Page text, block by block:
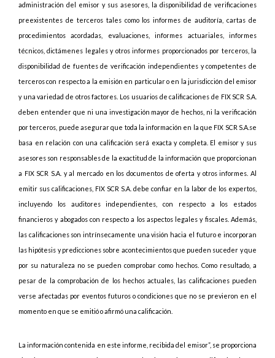
administración del emisor y sus asesores, la disponibilidad de verificaciones
preexistentes de terceros tales como los informes de auditoría, cartas de
procedimientos acordadas, evaluaciones, informes actuariales, informes
técnicos, dictámenes legales y otros informes proporcionados por terceros, la
disponibilidad de fuentes de verificación independientes y competentes de
terceros con respecto a la emisión en particular o en la jurisdicción del emisor
y una variedad de otros factores. Los usuarios de calificaciones de FIX SCR S.A.
deben entender que ni una investigación mayor de hechos, ni la verificación
por terceros, puede asegurar que toda la información en la que FIX SCR S.A.se
basa en relación con una calificación será exacta y completa. El emisor y sus
asesores son responsables de la exactitud de la información que proporcionan
a FIX SCR S.A. y al mercado en los documentos de oferta y otros informes. Al
emitir sus calificaciones, FIX SCR S.A. debe confiar en la labor de los expertos,
incluyendo los auditores independientes, con respecto a los estados
financieros y abogados con respecto a los aspectos legales y fiscales. Además,
las calificaciones son intrínsecamente una visión hacia el futuro e incorporan
las hipótesis y predicciones sobre acontecimientos que pueden suceder y que
por su naturaleza no se pueden comprobar como hechos. Como resultado, a
pesar de la comprobación de los hechos actuales, las calificaciones pueden
verse afectadas por eventos futuros o condiciones que no se previeron en el
momento en que se emitió o afirmó una calificación.
La información contenida en este informe, recibida del emisor”, se proporciona